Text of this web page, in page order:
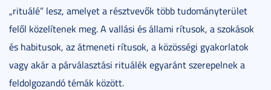
„rituálé” lesz, amelyet a résztvevők több tudományterület
felől közelítenek meg. A vallási és állami rítusok, a szokások
és habitusok, az átmeneti rítusok, a közösségi gyakorlatok
vagy akár a párválasztási rituálék egyaránt szerepelnek a
feldolgozandó témák között.